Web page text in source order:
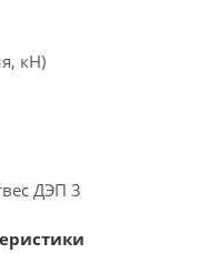
кН)
ДЭП 3